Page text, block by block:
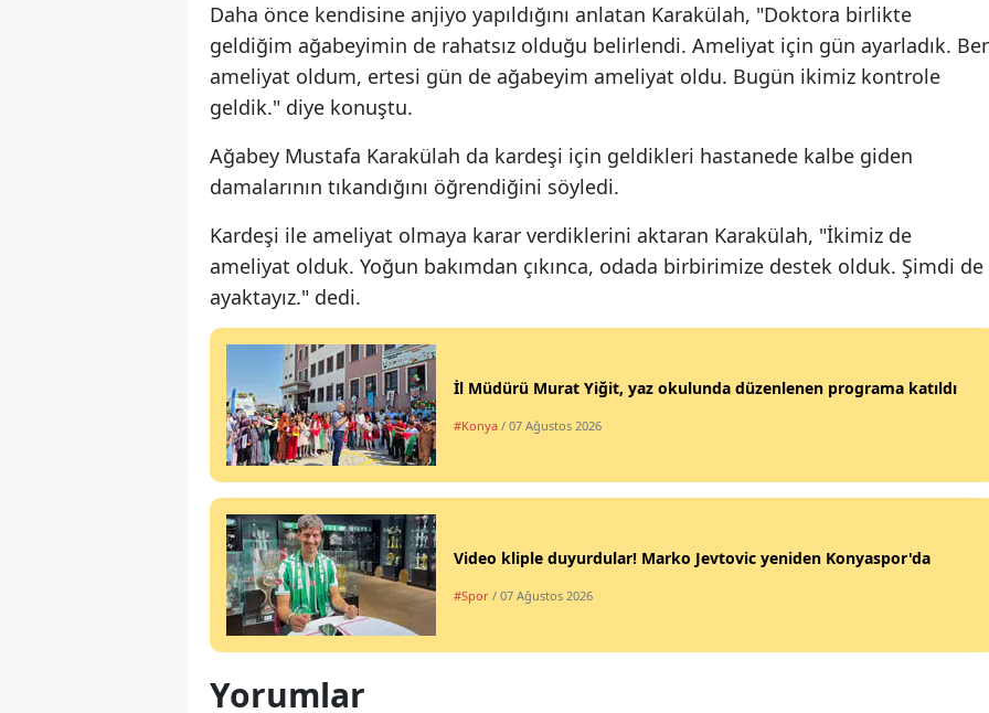
Kahramanmaraş
Mardin
Muş
Niğde
Sakarya
Siirt
Sivas
Tokat
Daha önce kendisine anjiyo yapıldığını anlatan Karakülah, "Doktora birlikte
geldiğim ağabeyimin de rahatsız olduğu belirlendi. Ameliyat için gün ayarladık.
ameliyat oldum, ertesi gün de ağabeyim ameliyat oldu. Bugün ikimiz kontrole
geldik." diye konuştu.
Ağabey Mustafa Karakülah da kardeşi için geldikleri hastanede kalbe giden
damalarının tıkandığını öğrendiğini söyledi.
Kardeşi ile ameliyat olmaya karar verdiklerini aktaran Karakülah, "İkimiz de
ameliyat olduk. Yoğun bakımdan çıkınca, odada birbirimize destek olduk. Şimdi de
ayaktayız." dedi.
İl Müdürü Murat Yiğit, yaz okulunda düzenlenen programa katıldı
#Konya / 07 Ağustos 2026
Video kliple duyurdular! Marko Jevtovic yeniden Konyaspor'da
#Spor / 07 Ağustos 2026
Yorumlar